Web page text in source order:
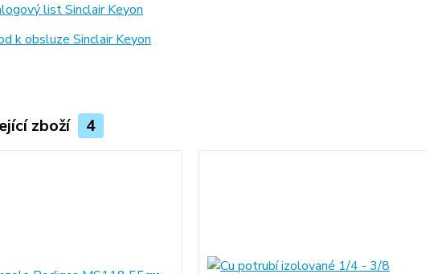
list Sinclair Keyon
k obsluze Sinclair Keyon
zboží 4